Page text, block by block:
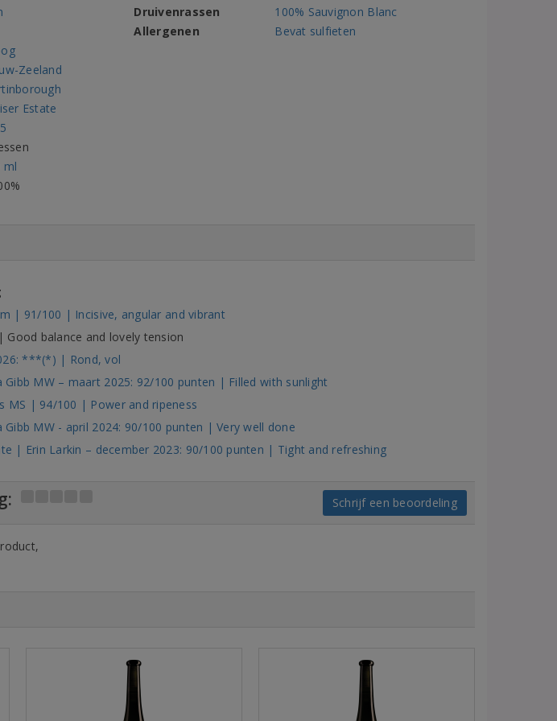
Zeeland
Estate
ml
Druivenrassen
100% Sauvignon Blanc
Allergenen
Bevat sulfieten
| 91/100 | Incisive, angular and vibrant
balance and lovely tension
***(*) | Rond, vol
Gibb MW – maart 2025: 92/100 punten | Filled with sunlight
MS | 94/100 | Power and ripeness
Gibb MW - april 2024: 90/100 punten | Very well done
| Erin Larkin – december 2023: 90/100 punten | Tight and refreshing
Schrijf een beoordeling